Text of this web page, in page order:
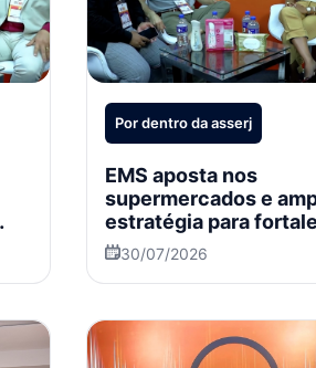
Por dentro da asserj
EMS aposta nos
supermercados e
estratégia para
categoria de Higiene e
Beleza
30/07/2026